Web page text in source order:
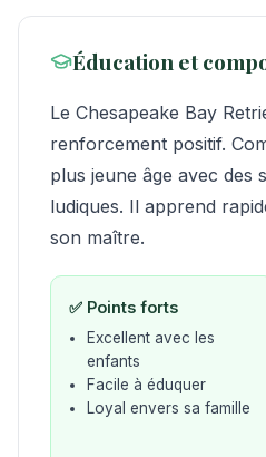
Éducation et
Le Chesapeake Bay
renforcement positif.
plus jeune âge avec des
ludiques. Il apprend
son maître.
✅ Points forts
Excellent avec les
enfants
Facile à éduquer
Loyal envers sa famille